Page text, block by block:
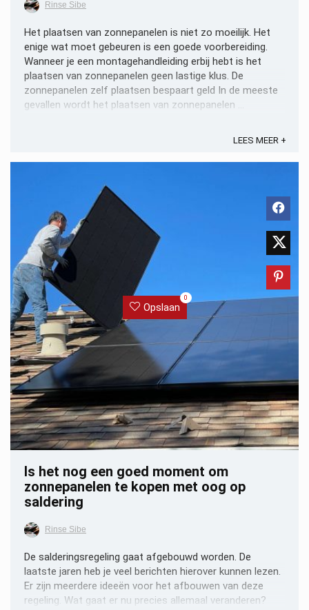
Rinse Sibe
Het plaatsen van zonnepanelen is niet zo moeilijk. Het
enige wat moet gebeuren is een goede voorbereiding.
Wanneer je een montagehandleiding erbij hebt is het
plaatsen van zonnepanelen geen lastige klus. De
zonnepanelen zelf plaatsen bespaart geld In de meeste
gevallen wordt het plaatsen van zonnepanelen ...
LEES MEER +
Opslaan
0
Is het nog een goed moment om
zonnepanelen te kopen met oog op
saldering
Rinse Sibe
De salderingsregeling gaat afgebouwd worden. De
laatste jaren heb je veel berichten hierover kunnen lezen.
Er zijn meerdere ideeën voor het afbouwen van deze
regeling. Wat gaat er nu precies allemaal veranderen?